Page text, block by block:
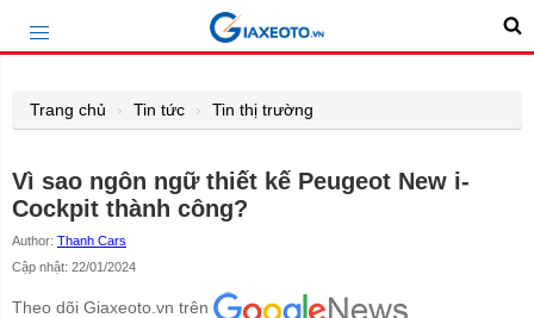
Trang chủ Tin tức Tin thị trường
Vì sao ngôn ngữ thiết kế Peugeot New i-
Cockpit thành công?
Author: Thanh Cars
Cập nhật: 22/01/2024
Theo dõi Giaxeoto.vn trên